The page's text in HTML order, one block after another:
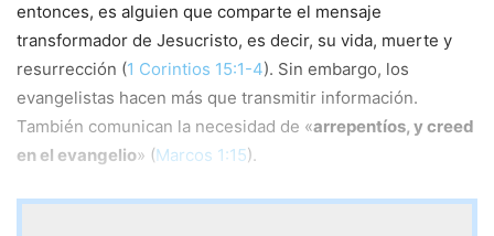
entonces, es alguien que comparte el mensaje
transformador de Jesucristo, es decir, su vida, muerte y
resurrección (1 Corintios 15:1-4). Sin embargo, los
evangelistas hacen más que transmitir información.
También comunican la necesidad de «arrepentíos, y creed
en el evangelio» (Marcos 1:15).